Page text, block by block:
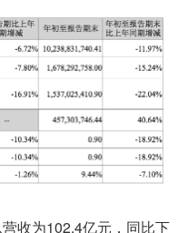
收为102.4亿元，同比下